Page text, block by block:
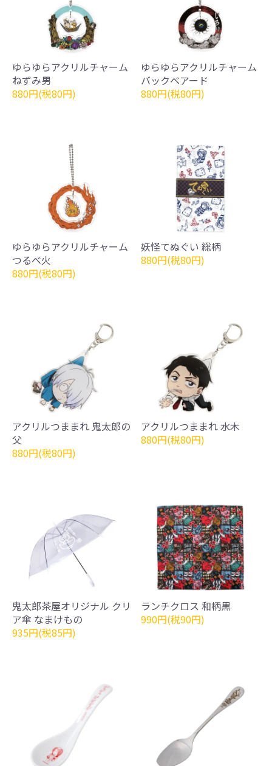
ゆらゆらアクリルチャーム
ねずみ男
880円(税80円)
ゆらゆらアクリルチャーム
バックベアード
880円(税80円)
ゆらゆらアクリルチャーム
つるべ火
880円(税80円)
妖怪てぬぐい 総柄
880円(税80円)
アクリルつままれ 鬼太郎の
父
880円(税80円)
アクリルつままれ 水木
880円(税80円)
鬼太郎茶屋オリジナル クリ
ア傘 なまけもの
935円(税85円)
ランチクロス 和柄黒
990円(税90円)